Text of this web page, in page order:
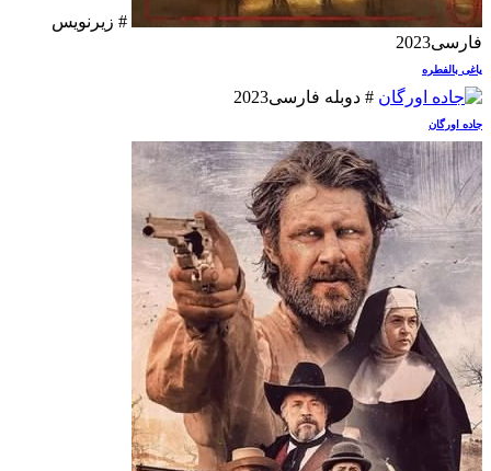
# زیرنویس
فارسی2023
یاغی بالفطره
# دوبله فارسی2023
جاده اورگان